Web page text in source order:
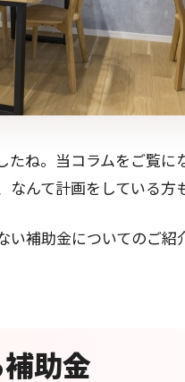
たね。当コラムをご覧
んて計画をしている方
補助金についてのご紹
助金